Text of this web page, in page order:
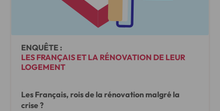
ENQUÊTE :
LES FRANÇAIS ET LA RÉNOVATION DE LEUR
LOGEMENT
Les Français, rois de la rénovation malgré la
crise ?